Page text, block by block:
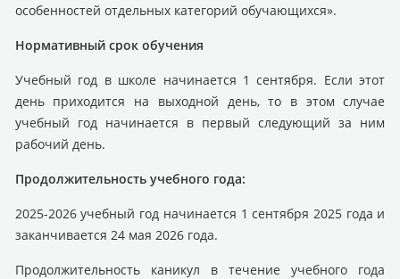
особенностей отдельных категорий обучающихся».
Нормативный срок обучения
Учебный год в школе начинается 1 сентября. Если этот
день приходится на выходной день, то в этом случае
учебный год начинается в первый следующий за ним
рабочий день.
Продолжительность учебного года:
2025-2026 учебный год начинается 1 сентября 2025 года и
заканчивается 24 мая 2026 года.
Продолжительность каникул в течение учебного года